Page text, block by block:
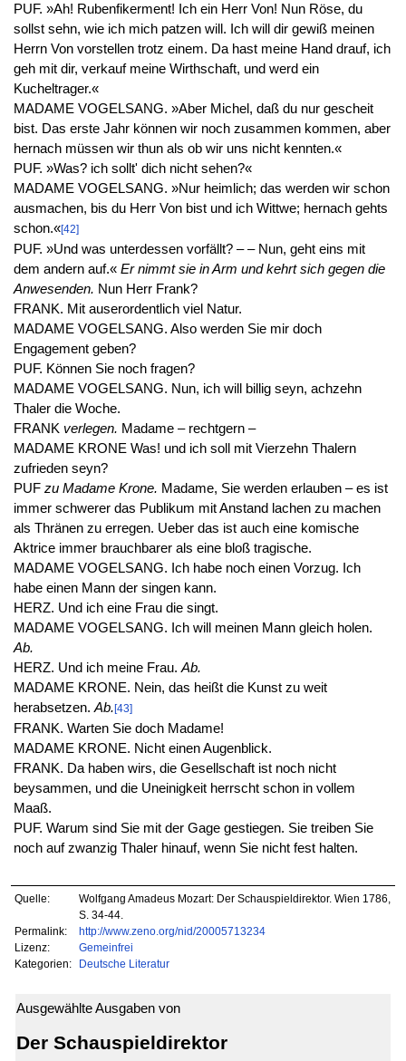
PUF. »Ah! Rubenfikerment! Ich ein Herr Von! Nun Röse, du
sollst sehn, wie ich mich patzen will. Ich will dir gewiß meinen
Herrn Von vorstellen trotz einem. Da hast meine Hand drauf, ich
geh mit dir, verkauf meine Wirthschaft, und werd ein
Kucheltrager.«
MADAME VOGELSANG. »Aber Michel, daß du nur gescheit
bist. Das erste Jahr können wir noch zusammen kommen, aber
hernach müssen wir thun als ob wir uns nicht kennten.«
PUF. »Was? ich sollt' dich nicht sehen?«
MADAME VOGELSANG. »Nur heimlich; das werden wir schon
ausmachen, bis du Herr Von bist und ich Wittwe; hernach gehts
schon.«[42]
PUF. »Und was unterdessen vorfällt? – – Nun, geht eins mit
dem andern auf.« Er nimmt sie in Arm und kehrt sich gegen die
Anwesenden. Nun Herr Frank?
FRANK. Mit auserordentlich viel Natur.
MADAME VOGELSANG. Also werden Sie mir doch
Engagement geben?
PUF. Können Sie noch fragen?
MADAME VOGELSANG. Nun, ich will billig seyn, achzehn
Thaler die Woche.
FRANK verlegen. Madame – rechtgern –
MADAME KRONE Was! und ich soll mit Vierzehn Thalern
zufrieden seyn?
PUF zu Madame Krone. Madame, Sie werden erlauben – es ist
immer schwerer das Publikum mit Anstand lachen zu machen
als Thränen zu erregen. Ueber das ist auch eine komische
Aktrice immer brauchbarer als eine bloß tragische.
MADAME VOGELSANG. Ich habe noch einen Vorzug. Ich
habe einen Mann der singen kann.
HERZ. Und ich eine Frau die singt.
MADAME VOGELSANG. Ich will meinen Mann gleich holen.
Ab.
HERZ. Und ich meine Frau. Ab.
MADAME KRONE. Nein, das heißt die Kunst zu weit
herabsetzen. Ab.[43]
FRANK. Warten Sie doch Madame!
MADAME KRONE. Nicht einen Augenblick.
FRANK. Da haben wirs, die Gesellschaft ist noch nicht
beysammen, und die Uneinigkeit herrscht schon in vollem
Maaß.
PUF. Warum sind Sie mit der Gage gestiegen. Sie treiben Sie
noch auf zwanzig Thaler hinauf, wenn Sie nicht fest halten.
Quelle:
Wolfgang Amadeus Mozart: Der Schauspieldirektor. Wien 1786,
S. 34-44.
Permalink:
http://www.zeno.org/nid/20005713234
Lizenz:
Gemeinfrei
Kategorien:
Deutsche Literatur
Ausgewählte Ausgaben von
Der Schauspieldirektor